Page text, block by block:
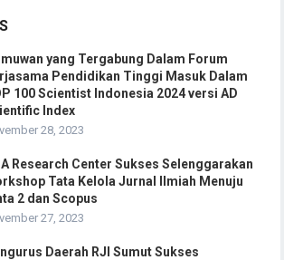
yang Tergabung Dalam Forum
Pendidikan Tinggi Masuk Dalam
100 Scientist Indonesia 2024 versi AD
Index
28, 2023
Research Center Sukses Selenggarakan
Tata Kelola Jurnal Ilmiah Menuju
2 dan Scopus
27, 2023
Daerah RJI Sumut Sukses